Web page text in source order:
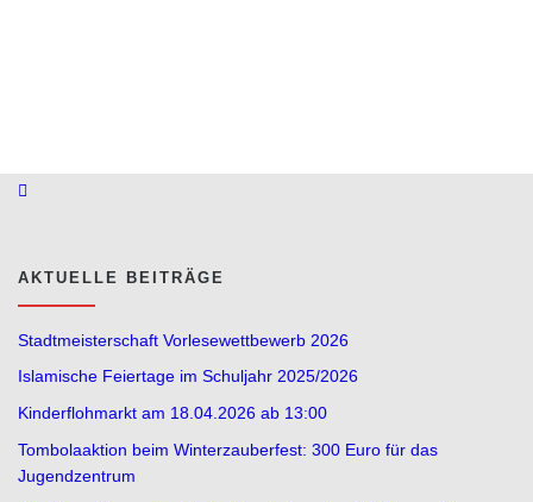
AKTUELLE BEITRÄGE
Stadtmeisterschaft Vorlesewettbewerb 2026
Islamische Feiertage im Schuljahr 2025/2026
Kinderflohmarkt am 18.04.2026 ab 13:00
Tombolaaktion beim Winterzauberfest: 300 Euro für das
Jugendzentrum